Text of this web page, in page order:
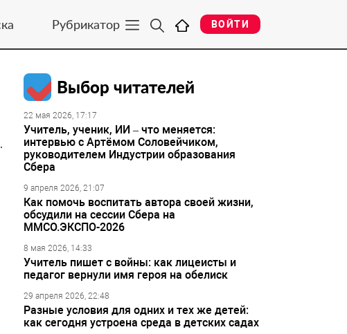
Рубрикатор ВОЙТИ
Выбор читателей
22 мая 2026, 17:17
Учитель, ученик, ИИ – что меняется:
интервью с Артёмом Соловейчиком,
руководителем Индустрии образования
Сбера
9 апреля 2026, 21:07
Как помочь воспитать автора своей жизни,
обсудили на сессии Сбера на
ММСО.ЭКСПО-2026
8 мая 2026, 14:33
Учитель пишет с войны: как лицеисты и
педагог вернули имя героя на обелиск
29 апреля 2026, 22:48
Разные условия для одних и тех же детей:
как сегодня устроена среда в детских садах